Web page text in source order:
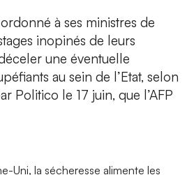
à ses ministres de
inopinés de leurs
une éventuelle
au sein de l’Etat, selon
Politico le 17 juin, que l’AFP
Uni, la sécheresse alimente les